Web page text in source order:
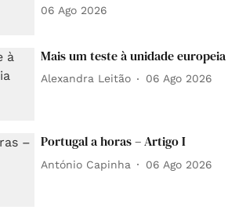
06 Ago 2026
Mais um teste à unidade europeia
Alexandra Leitão 06 Ago 2026
Portugal a horas – Artigo I
António Capinha 06 Ago 2026